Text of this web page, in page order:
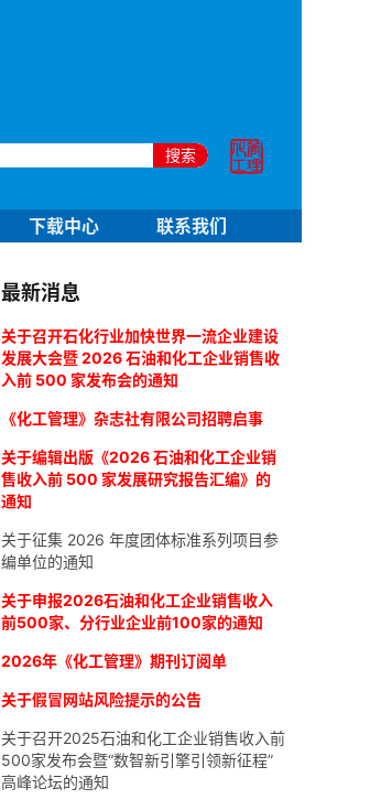
搜索
下载中心 联系我们
最新消息
关于召开石化行业加快世界一流企业建设
发展大会暨 2026 石油和化工企业销售收
入前 500 家发布会的通知
《化工管理》杂志社有限公司招聘启事
关于编辑出版《2026 石油和化工企业销
售收入前 500 家发展研究报告汇编》的
通知
关于征集 2026 年度团体标准系列项目参
编单位的通知
关于申报2026石油和化工企业销售收入
前500家、分行业企业前100家的通知
2026年《化工管理》期刊订阅单
关于假冒网站风险提示的公告
关于召开2025石油和化工企业销售收入前
500家发布会暨“数智新引擎引领新征程”
高峰论坛的通知